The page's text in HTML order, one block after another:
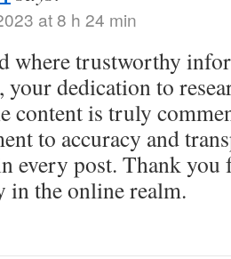
at 8 h 24 min
where trustworthy
your dedication to
content is truly
to accuracy and
every post. Thank you
the online realm.